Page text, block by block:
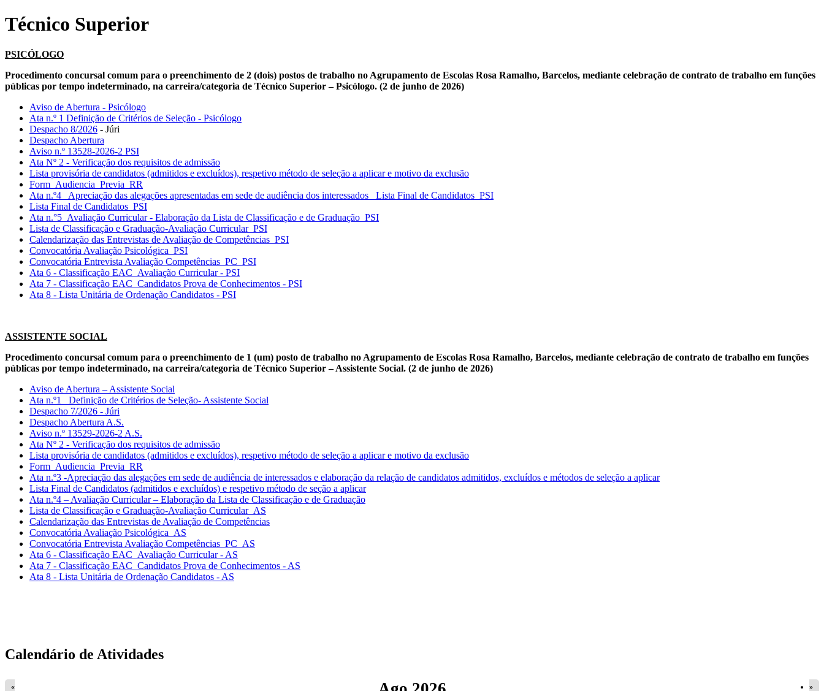
Técnico Superior
PSICÓLOGO
Procedimento concursal comum para o preenchimento de 2 (dois) postos de trabalho no Agrupamento de Escolas Rosa Ramalho, Barcelos, mediante celebração de contrato de trabalho em funções
públicas por tempo indeterminado, na carreira/categoria de Técnico Superior – Psicólogo. (2 de junho de 2026)
Aviso de Abertura - Psicólogo
Ata n.º 1 Definição de Critérios de Seleção - Psicólogo
Despacho 8/2026 - Júri
Despacho Abertura
Aviso n.º 13528-2026-2 PSI
Ata Nº 2 - Verificação dos requisitos de admissão
Lista provisória de candidatos (admitidos e excluídos), respetivo método de seleção a aplicar e motivo da exclusão
Form_Audiencia_Previa_RR
Ata n.º4_ Apreciação das alegações apresentadas em sede de audiência dos interessados _Lista Final de Candidatos_PSI
Lista Final de Candidatos_PSI
Ata n.°5_Avaliação Curricular - Elaboração da Lista de Classificação e de Graduação_PSI
Lista de Classificação e Graduação-Avaliação Curricular_PSI
Calendarização das Entrevistas de Avaliação de Competências_PSI
Convocatória Avaliação Psicológica_PSI
Convocatória Entrevista Avaliação Competências_PC_PSI
Ata 6 - Classificação EAC_Avaliação Curricular - PSI
Ata 7 - Classificação EAC_Candidatos Prova de Conhecimentos - PSI
Ata 8 - Lista Unitária de Ordenação Candidatos - PSI
ASSISTENTE SOCIAL
Procedimento concursal comum para o preenchimento de 1 (um) posto de trabalho no Agrupamento de Escolas Rosa Ramalho, Barcelos, mediante celebração de contrato de trabalho em funções
públicas por tempo indeterminado, na carreira/categoria de Técnico Superior – Assistente Social. (2 de junho de 2026)
Aviso de Abertura – Assistente Social
Ata n.º1_ Definição de Critérios de Seleção- Assistente Social
Despacho 7/2026 - Júri
Despacho Abertura A.S.
Aviso n.º 13529-2026-2 A.S.
Ata Nº 2 - Verificação dos requisitos de admissão
Lista provisória de candidatos (admitidos e excluídos), respetivo método de seleção a aplicar e motivo da exclusão
Form_Audiencia_Previa_RR
Ata n.º3 -Apreciação das alegações em sede de audiência de interessados e elaboração da relação de candidatos admitidos, excluídos e métodos de seleção a aplicar
Lista Final de Candidatos (admitidos e excluídos) e respetivo método de seção a aplicar
Ata n.º4 – Avaliação Curricular – Elaboração da Lista de Classificação e de Graduação
Lista de Classificação e Graduação-Avaliação Curricular_AS
Calendarização das Entrevistas de Avaliação de Competências
Convocatória Avaliação Psicológica_AS
Convocatória Entrevista Avaliação Competências_PC_AS
Ata 6 - Classificação EAC_Avaliação Curricular - AS
Ata 7 - Classificação EAC_Candidatos Prova de Conhecimentos - AS
Ata 8 - Lista Unitária de Ordenação Candidatos - AS
Calendário de Atividades
« »